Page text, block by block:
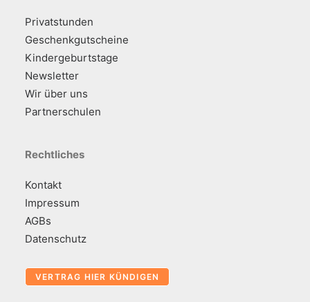
Privatstunden
Geschenkgutscheine
Kindergeburtstage
Newsletter
Wir über uns
Partnerschulen
Rechtliches
Kontakt
Impressum
AGBs
Datenschutz